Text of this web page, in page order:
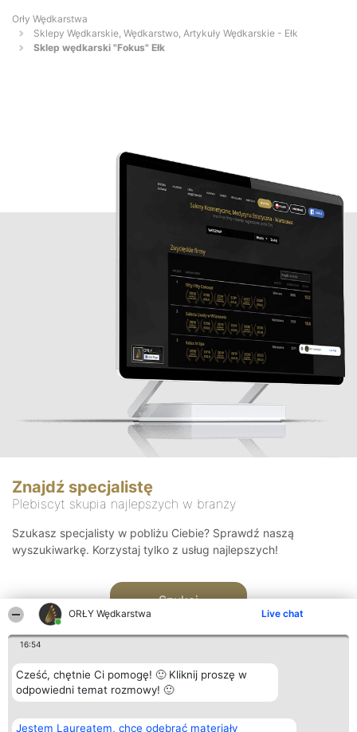
ORŁY Wędkarstwa Live chat
16:54
Cześć, chętnie Ci pomogę! 🙂 Kliknij proszę w
odpowiedni temat rozmowy! 🙂
Jestem Laureatem, chcę odebrać materiały
Orły Wędkarstwa
Sklepy Wędkarskie, Wędkarstwo, Artykuły Wędkarskie - Ełk
Sklep wędkarski "Fokus" Ełk
Znajdź specjalistę
Plebiscyt skupia najlepszych w branży
Szukasz specjalisty w pobliżu Ciebie? Sprawdź naszą
wyszukiwarkę. Korzystaj tylko z usług najlepszych!
Szukaj
Organizator plebiscytu
Bright Side Solutions sp. z o.
Plebiscyt
Laureaci
Kontakt
Kontakt